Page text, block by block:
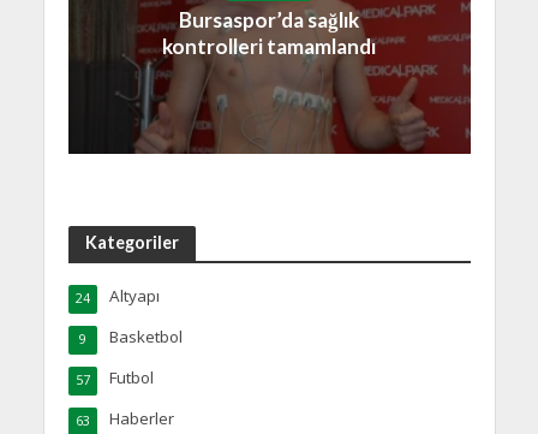
Bursaspor’da sağlık
kontrolleri tamamlandı
Kategoriler
Altyapı
24
Basketbol
9
Futbol
57
Haberler
63